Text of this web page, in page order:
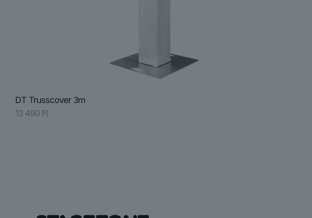
DT Trusscover 3m
13 490 Ft